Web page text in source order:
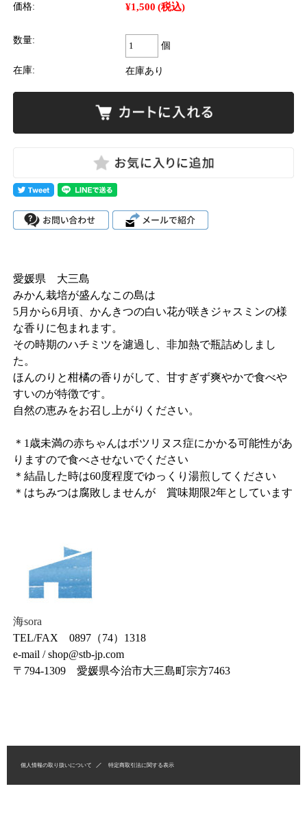
価格: ¥1,500 (税込)
数量:
個
在庫: 在庫あり
愛媛県 大三島
みかん栽培が盛んなこの島は
5月から6月頃、かんきつの白い花が咲きジャスミンの様
な香りに包まれます。
その時期のハチミツを濾過し、非加熱で瓶詰めしまし
た。
ほんのりと柑橘の香りがして、甘すぎず爽やかで食べや
すいのが特徴です。
自然の恵みをお召し上がりください。
＊1歳未満の赤ちゃんはボツリヌス症にかかる可能性があ
りますので食べさせないでください
＊結晶した時は60度程度でゆっくり湯煎してください
＊はちみつは腐敗しませんが 賞味期限2年としています
海sora
TEL/FAX 0897（74）1318
e-mail / shop@stb-jp.com
〒794-1309 愛媛県今治市大三島町宗方7463
個人情報の取り扱いについて 特定商取引法に関する表示